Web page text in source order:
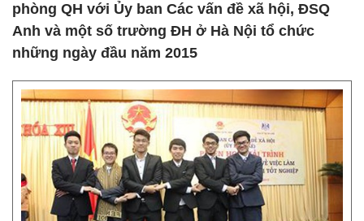
phòng QH với Ủy ban Các vấn đề xã hội, ĐSQ
Anh và một số trường ĐH ở Hà Nội tổ chức
những ngày đầu năm 2015